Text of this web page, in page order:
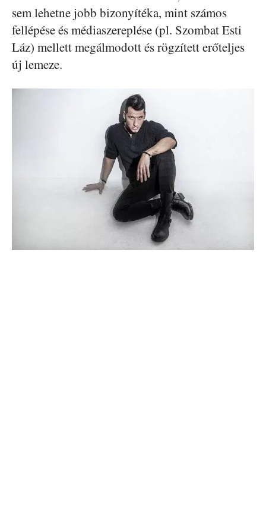
sem lehetne jobb bizonyítéka, mint számos
fellépése és médiaszereplése (pl. Szombat Esti
Láz) mellett megálmodott és rögzített erőteljes
új lemeze.